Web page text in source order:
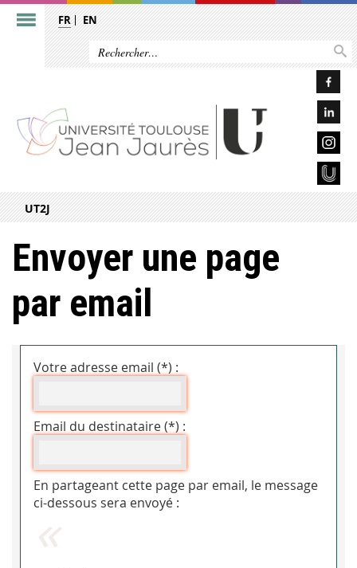
FR EN
UT2J
Envoyer une page
par email
Votre adresse email (*) :
Email du destinataire (*) :
En partageant cette page par email, le message
ci-dessous sera envoyé :